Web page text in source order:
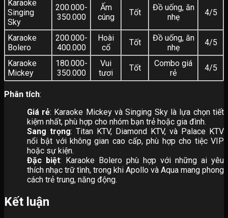
Karaoke
Singing
Sky
200.000-
350.000
Ấm
cúng
Tốt
Đồ uống, ăn
nhẹ
4/5
Karaoke
Bolero
200.000-
400.000
Hoài
cổ
Tốt
Đồ uống, ăn
nhẹ
4/5
Karaoke
Mickey
180.000-
350.000
Vui
tươi
Tốt
Combo giá
rẻ
4/5
Phân tích:
Giá rẻ: Karaoke Mickey và Singing Sky là lựa chọn tiết
kiệm nhất, phù hợp cho nhóm bạn trẻ hoặc gia đình.
Sang trọng: Titan KTV, Diamond KTV, và Palace KTV
nổi bật với không gian cao cấp, phù hợp cho tiệc VIP
hoặc sự kiện.
Đặc biệt: Karaoke Bolero phù hợp với những ai yêu
thích nhạc trữ tình, trong khi Apollo và Aqua mang phong
cách trẻ trung, năng động.
Kết luận